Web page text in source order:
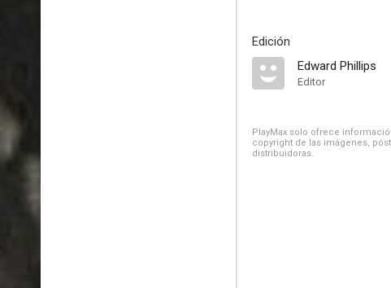
Edición
Edward Phillips
Editor
PlayMax solo ofrece
copyright de las imágenes,
distribuidoras.